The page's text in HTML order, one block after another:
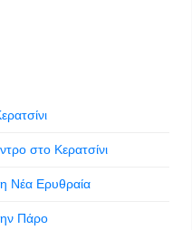
στο Κερατσίνι
Νέα Ερυθραία
Πάρο